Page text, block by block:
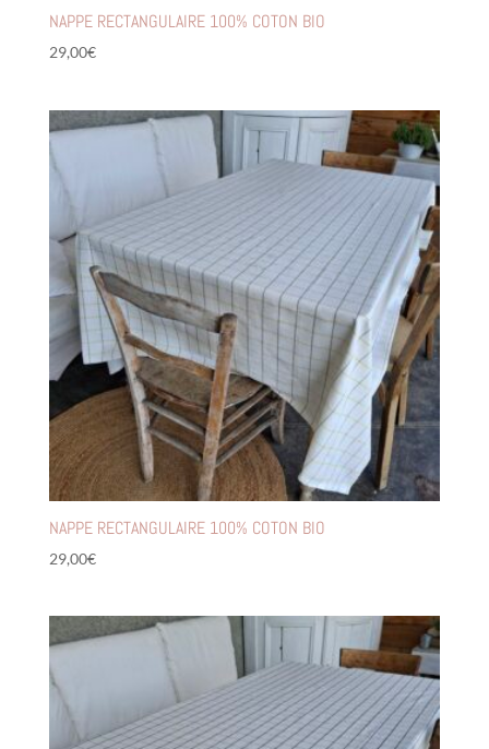
NAPPE RECTANGULAIRE 100% COTON BIO
29,00€
NAPPE RECTANGULAIRE 100% COTON BIO
29,00€